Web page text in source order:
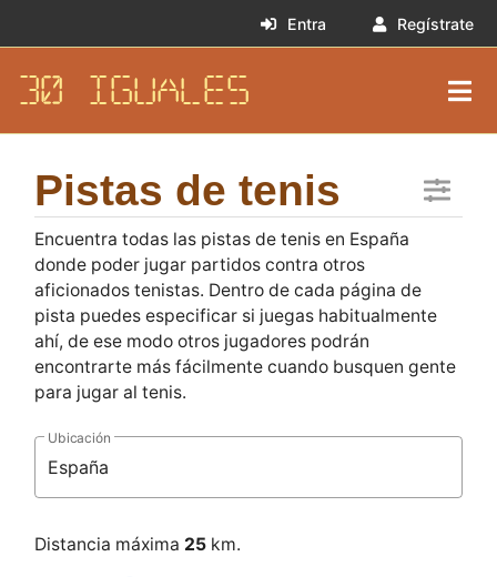
Entra Regístrate
30 IGUALES
Pistas de tenis
Encuentra todas las pistas de tenis en España
donde poder jugar partidos contra otros
aficionados tenistas. Dentro de cada página de
pista puedes especificar si juegas habitualmente
ahí, de ese modo otros jugadores podrán
encontrarte más fácilmente cuando busquen gente
para jugar al tenis.
Ubicación
Distancia máxima 25km.